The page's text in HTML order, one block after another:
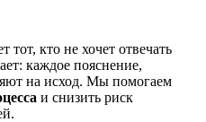
кто не хочет отвечать
каждое пояснение,
на исход. Мы помогаем
и снизить риск